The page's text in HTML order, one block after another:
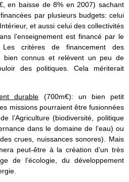
en baisse de 8% en 2007) sachant
par plusieurs budgets: celui
et aussi celui des collectivités
l’enseignement est financé par le
Les critères de financement des
bien connus et relèvent un peu de
des politiques. Cela mériterait
durable (700m€): un bien petit
missions pourraient être fusionnées
l’Agriculture (biodiversité, politique
dans le domaine de l’eau) ou
crues, nuissances sonores). Mais
peut-être à la création d’un très
de l’écologie, du développement